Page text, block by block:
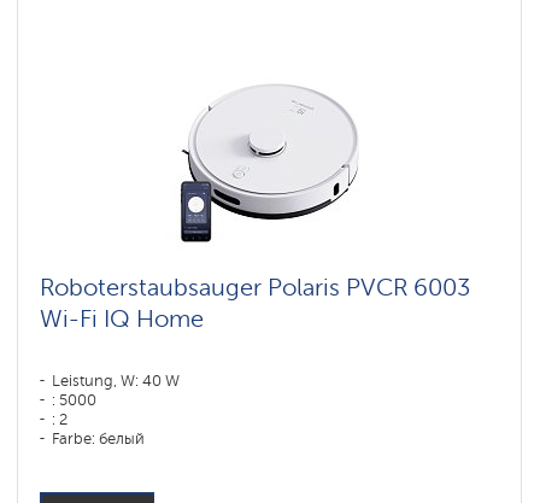
Roboterstaubsauger Polaris PVCR 6003
Wi-Fi IQ Home
Leistung, W: 40 W
: 5000
: 2
Farbe: белый